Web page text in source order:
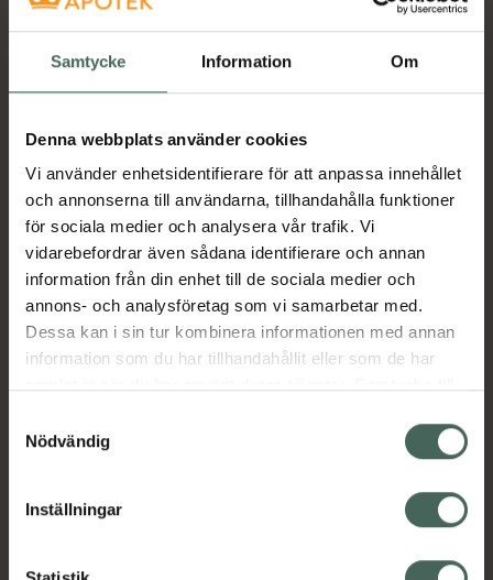
Samtycke Information Om
Denna webbplats använder cookies
Vi använder enhetsidentifierare för att anpassa innehållet
och annonserna till användarna, tillhandahålla funktioner
för sociala medier och analysera vår trafik. Vi
vidarebefordrar även sådana identifierare och annan
information från din enhet till de sociala medier och
annons- och analysföretag som vi samarbetar med.
Dessa kan i sin tur kombinera informationen med annan
information som du har tillhandahållit eller som de har
återkalla ditt samtycke via webbplatsens
cookieinställningar. Ett återkallat samtycke påverkar inte
lagligheten av behandling som skett innan återkallelsen.
Nödvändig
Inställningar
Köp via ditt recept
Beskrivning Dölj
Läs alltid bipacksedeln innan
användning.
EAN:
07046263874791